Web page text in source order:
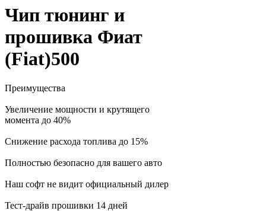
Чип тюнинг и
прошивка Фиат
(Fiat)500
Преимущества
Увеличение мощности и крутящего
момента до 40%
Снижение расхода топлива до 15%
Полностью безопасно для вашего авто
Наш софт не видит официальный дилер
Тест-драйв прошивки 14 дней